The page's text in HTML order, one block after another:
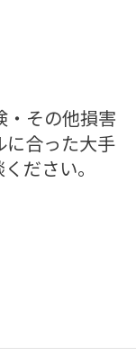
・その他損害
に合った大手
ださい。